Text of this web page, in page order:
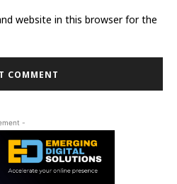
website in this browser for the
-